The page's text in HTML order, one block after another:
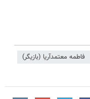
فاطمه معتمدآریا (بازیگر)